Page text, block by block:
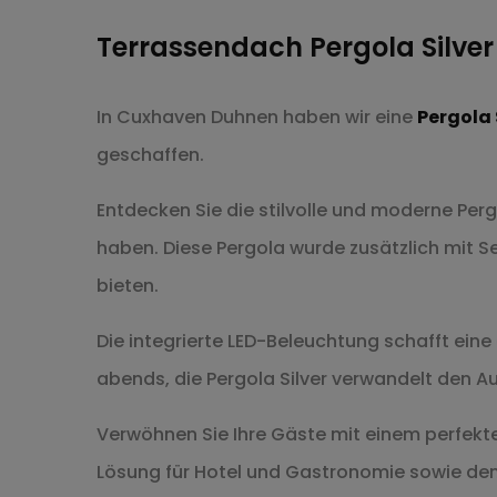
Terrassendach Pergola
In Cuxhaven Duhnen haben wir eine Pergola
geschaffen.
Entdecken Sie die stilvolle und moderne
haben. Diese Pergola wurde zusätzlich mit
bieten.
Die integrierte LED-Beleuchtung schafft
abends, die Pergola Silver verwandelt den
Verwöhnen Sie Ihre Gäste mit einem
Lösung für Hotel und Gastronomie sowie